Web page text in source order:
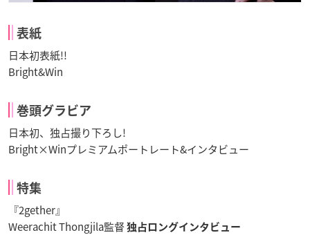
表紙
日本初表紙!!
Bright&Win
巻頭グラビア
日本初、独占撮り下ろし!
Bright×Winプレミアムポートレート&インタビュー
特集
『2gether』
Weerachit Thongjila監督 独占ロングインタビュー